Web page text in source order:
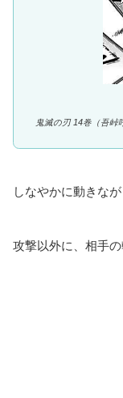
鬼滅の刃 14巻（吾峠
しなやかに動きな
攻撃以外に、相手